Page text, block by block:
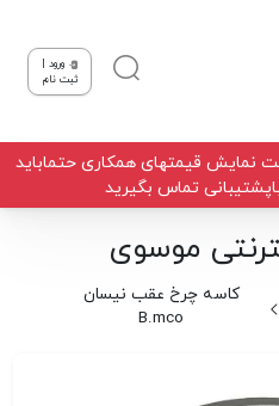
ورود |
ثبت نام
نمایش قیمتهای همکاری حتماباید
تماس بگیرید
موسوی
کاسه چرخ عقب نیسان
B.mco